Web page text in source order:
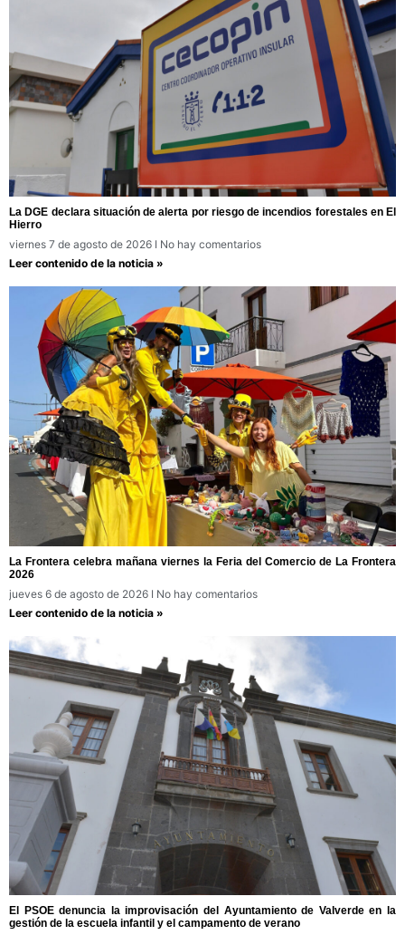
La DGE declara situación de alerta por riesgo de incendios forestales en El
Hierro
viernes 7 de agosto de 2026
No hay comentarios
Leer contenido de la noticia »
La Frontera celebra mañana viernes la Feria del Comercio de La Frontera
2026
jueves 6 de agosto de 2026
No hay comentarios
Leer contenido de la noticia »
El PSOE denuncia la improvisación del Ayuntamiento de Valverde en la
gestión de la escuela infantil y el campamento de verano